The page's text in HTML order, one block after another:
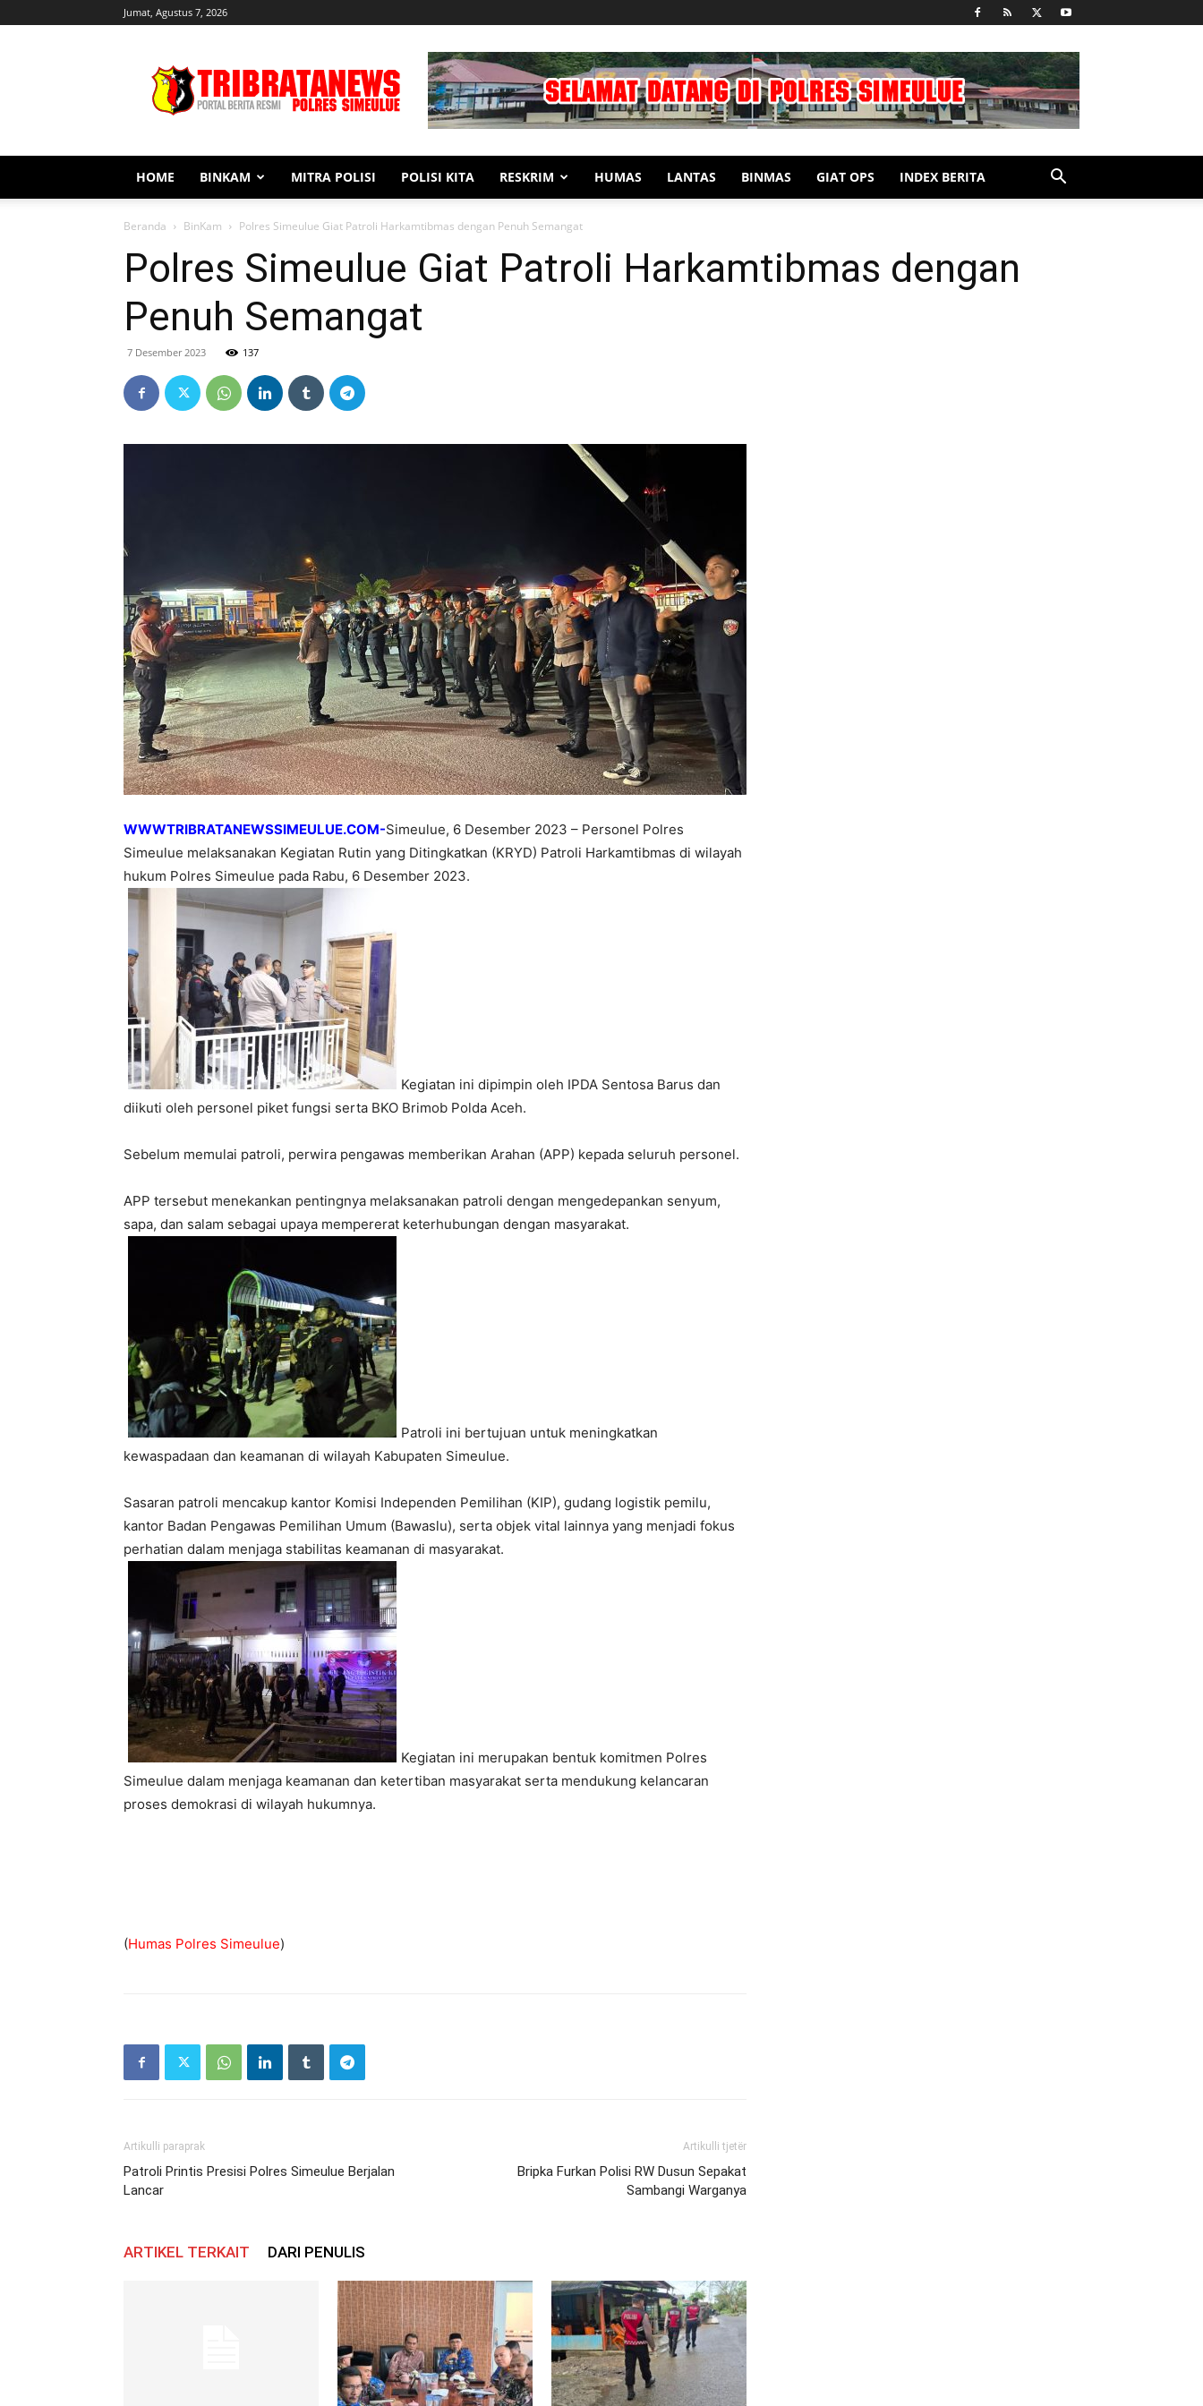
Jumat, Agustus 7, 2026
Simeulue
HOME BINKAM MITRA POLISI POLISI KITA RESKRIM HUMAS LANTAS BINMAS GIAT OPS INDEX BERITA
Beranda BinKam Polres Simeulue Giat Patroli Harkamtibmas dengan Penuh Semangat
Polres Simeulue Giat Patroli Harkamtibmas dengan
Penuh Semangat
7 Desember 2023 137
WWWTRIBRATANEWSSIMEULUE.COM-Simeulue, 6 Desember 2023 – Personel Polres
Simeulue melaksanakan Kegiatan Rutin yang Ditingkatkan (KRYD) Patroli Harkamtibmas di wilayah
hukum Polres Simeulue pada Rabu, 6 Desember 2023.
Kegiatan ini dipimpin oleh IPDA Sentosa Barus dan
diikuti oleh personel piket fungsi serta BKO Brimob Polda Aceh.
Sebelum memulai patroli, perwira pengawas memberikan Arahan (APP) kepada seluruh personel.
APP tersebut menekankan pentingnya melaksanakan patroli dengan mengedepankan senyum,
sapa, dan salam sebagai upaya mempererat keterhubungan dengan masyarakat.
Patroli ini bertujuan untuk meningkatkan
kewaspadaan dan keamanan di wilayah Kabupaten Simeulue.
Sasaran patroli mencakup kantor Komisi Independen Pemilihan (KIP), gudang logistik pemilu,
kantor Badan Pengawas Pemilihan Umum (Bawaslu), serta objek vital lainnya yang menjadi fokus
perhatian dalam menjaga stabilitas keamanan di masyarakat.
Kegiatan ini merupakan bentuk komitmen Polres
Simeulue dalam menjaga keamanan dan ketertiban masyarakat serta mendukung kelancaran
proses demokrasi di wilayah hukumnya.
(Humas Polres Simeulue)
Artikulli paraprak
Patroli Printis Presisi Polres Simeulue Berjalan
Lancar
Artikulli tjetër
Bripka Furkan Polisi RW Dusun Sepakat
Sambangi Warganya
ARTIKEL TERKAIT DARI PENULIS